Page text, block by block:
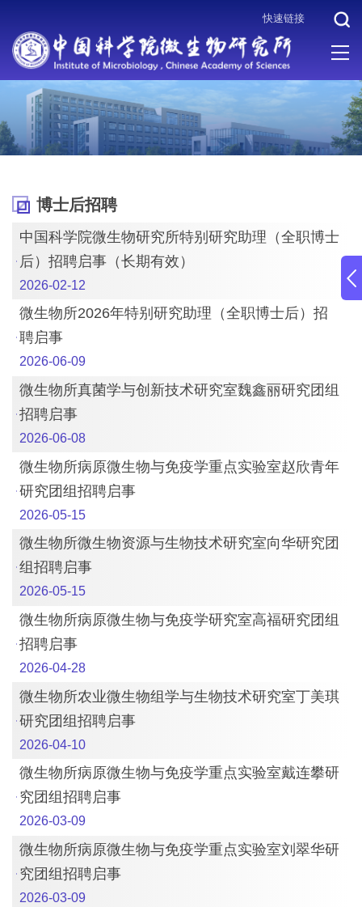
快速链接
博士后招聘
中国科学院微生物研究所特别研究助理（全职博士
后）招聘启事（长期有效）
2026-02-12
微生物所2026年特别研究助理（全职博士后）招
聘启事
2026-06-09
微生物所真菌学与创新技术研究室魏鑫丽研究团组
招聘启事
2026-06-08
微生物所病原微生物与免疫学重点实验室赵欣青年
研究团组招聘启事
2026-05-15
微生物所微生物资源与生物技术研究室向华研究团
组招聘启事
2026-05-15
微生物所病原微生物与免疫学研究室高福研究团组
招聘启事
2026-04-28
微生物所农业微生物组学与生物技术研究室丁美琪
研究团组招聘启事
2026-04-10
微生物所病原微生物与免疫学重点实验室戴连攀研
究团组招聘启事
2026-03-09
微生物所病原微生物与免疫学重点实验室刘翠华研
究团组招聘启事
2026-03-09